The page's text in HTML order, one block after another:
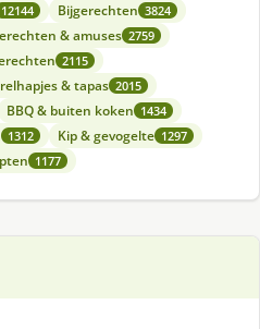
12144 Bijgerechten 3824
& amuses 2759
2115
& tapas 2015
BBQ & buiten koken 1434
1312 Kip & gevogelte 1297
1177